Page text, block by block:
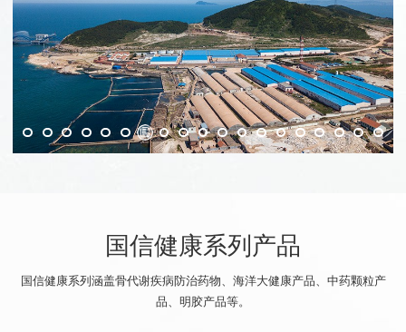
国信健康系列产品
国信健康系列涵盖骨代谢疾病防治药物、海洋大健康产品、中药颗粒产
品、明胶产品等。